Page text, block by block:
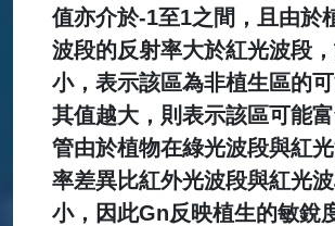
值亦介於-1至1之間，且由於
波段的反射率大於紅光波段
小，表示該區為非植生區的可
其值越大，則表示該區可能
管由於植物在綠光波段與紅
率差異比紅外光波段與紅光
小，因此Gn反映植生的敏銳